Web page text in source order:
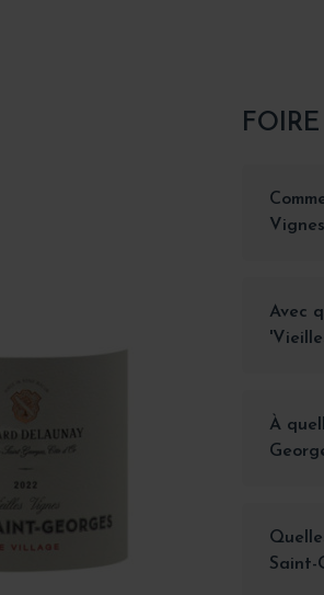
Avec
À
Saint-